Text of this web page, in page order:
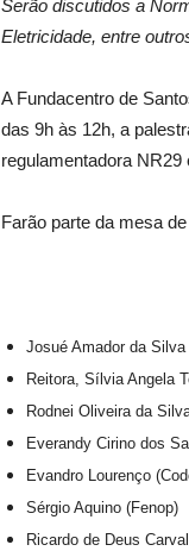
Serão discutidos a
Eletricidade, entre
A Fundacentro de
das 9h às 12h, a
regulamentadora
Farão parte da mesa
Josué Amador da
Reitora, Sílvia Angela
Rodnei Oliveira da
Everandy Cirino dos
Evandro Lourenço
Sérgio Aquino (Fenop)
Ricardo de Deus